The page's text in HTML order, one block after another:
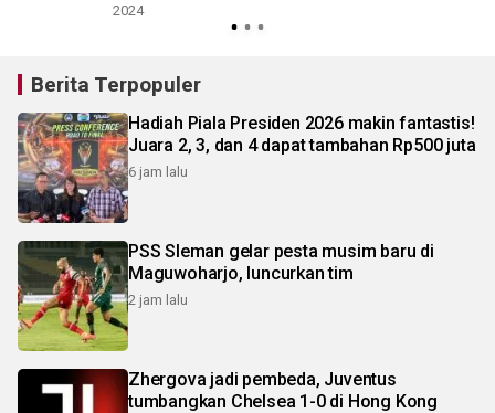
2024
Berita Terpopuler
Hadiah Piala Presiden 2026 makin fantastis!
Juara 2, 3, dan 4 dapat tambahan Rp500 juta
6 jam lalu
PSS Sleman gelar pesta musim baru di
Maguwoharjo, luncurkan tim
2 jam lalu
Zhergova jadi pembeda, Juventus
tumbangkan Chelsea 1-0 di Hong Kong